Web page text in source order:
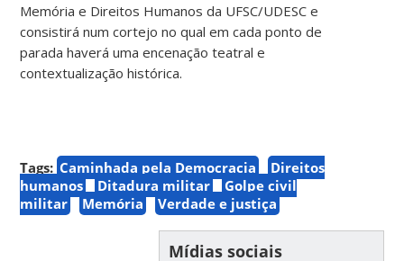
Memória e Direitos Humanos da UFSC/UDESC e
consistirá num cortejo no qual em cada ponto de
parada haverá uma encenação teatral e
contextualização histórica.
Tags: Caminhada pela Democracia
Direitos
humanos
Ditadura militar
Golpe civil
militar
Memória Verdade e justiça
Mídias sociais